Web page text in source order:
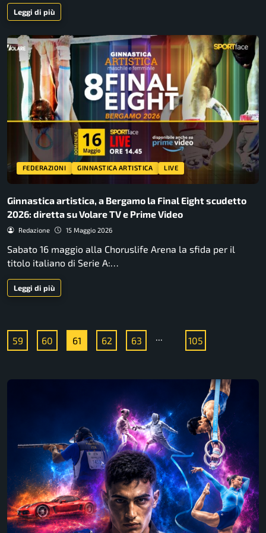
Leggi di più
FEDERAZIONI GINNASTICA ARTISTICA LIVE
Ginnastica artistica, a Bergamo la Final Eight scudetto
2026: diretta su Volare TV e Prime Video
Redazione 15 Maggio 2026
Sabato 16 maggio alla Choruslife Arena la sfida per il
titolo italiano di Serie A:…
Leggi di più
59 60 61 62 63 ... 105